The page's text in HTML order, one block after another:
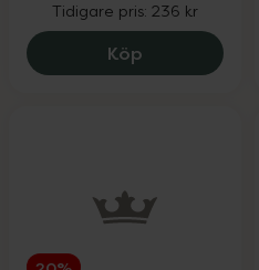
Tidigare pris: 236 kr
Köp New Nordic